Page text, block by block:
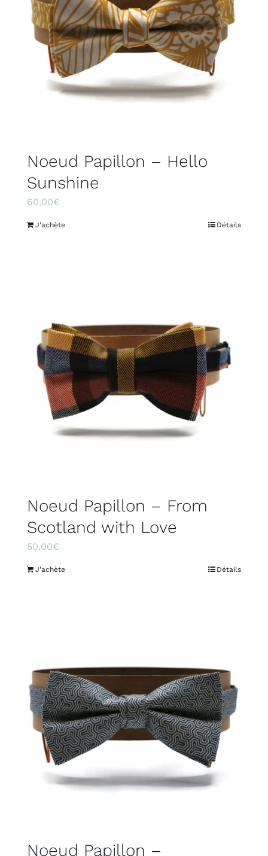
Noeud Papillon – Hello
Sunshine
60,00€
J'achète Détails
Noeud Papillon – From
Scotland with Love
50,00€
J'achète Détails
Noeud Papillon –